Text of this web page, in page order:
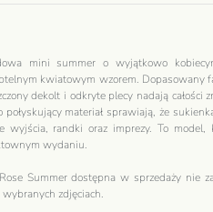
mini summer o wyjątkowo
kwiatowym wzorem. Dopasowany
dekolt i odkryte plecy nadają całości
połyskujący materiał sprawiają, że
wyjścia, randki oraz imprezy. To model,
wydaniu.
Summer dostępna w sprzedaży nie
zdjęciach.